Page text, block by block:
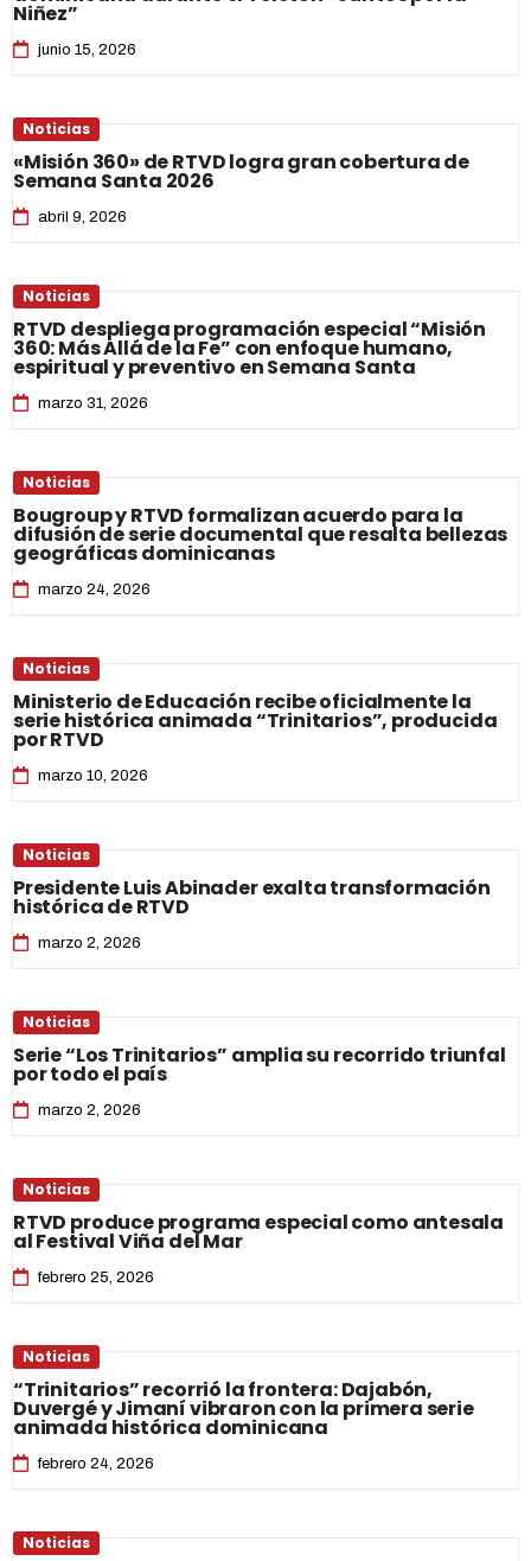
Niñez”
junio 15, 2026
Noticias
«Misión 360» de RTVD logra gran cobertura de
Semana Santa 2026
abril 9, 2026
Noticias
RTVD despliega programación especial “Misión
360: Más Allá de la Fe” con enfoque humano,
espiritual y preventivo en Semana Santa
marzo 31, 2026
Noticias
Bougroup y RTVD formalizan acuerdo para la
difusión de serie documental que resalta bellezas
geográficas dominicanas
marzo 24, 2026
Noticias
Ministerio de Educación recibe oficialmente la
serie histórica animada “Trinitarios”, producida
por RTVD
marzo 10, 2026
Noticias
Presidente Luis Abinader exalta transformación
histórica de RTVD
marzo 2, 2026
Noticias
Serie “Los Trinitarios” amplia su recorrido triunfal
por todo el país
marzo 2, 2026
Noticias
RTVD produce programa especial como antesala
al Festival Viña del Mar
febrero 25, 2026
Noticias
“Trinitarios” recorrió la frontera: Dajabón,
Duvergé y Jimaní vibraron con la primera serie
animada histórica dominicana
febrero 24, 2026
Noticias